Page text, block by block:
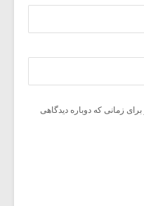
زمانی که دوباره دیدگاهی